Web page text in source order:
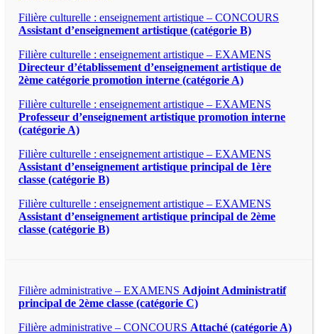
Filière culturelle : enseignement artistique – CONCOURS
Assistant d’enseignement artistique (catégorie B)
Filière culturelle : enseignement artistique – EXAMENS
Directeur d’établissement d’enseignement artistique de
2ème catégorie promotion interne (catégorie A)
Filière culturelle : enseignement artistique – EXAMENS
Professeur d’enseignement artistique promotion interne
(catégorie A)
Filière culturelle : enseignement artistique – EXAMENS
Assistant d’enseignement artistique principal de 1ère
classe (catégorie B)
Filière culturelle : enseignement artistique – EXAMENS
Assistant d’enseignement artistique principal de 2ème
classe (catégorie B)
Filière administrative – EXAMENS Adjoint Administratif
principal de 2ème classe (catégorie C)
Filière administrative – CONCOURS Attaché (catégorie A)